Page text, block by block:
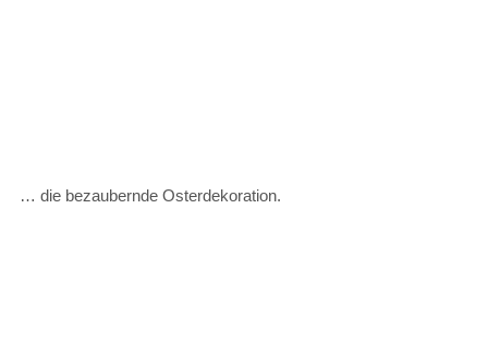
… die bezaubernde Osterdekoration.